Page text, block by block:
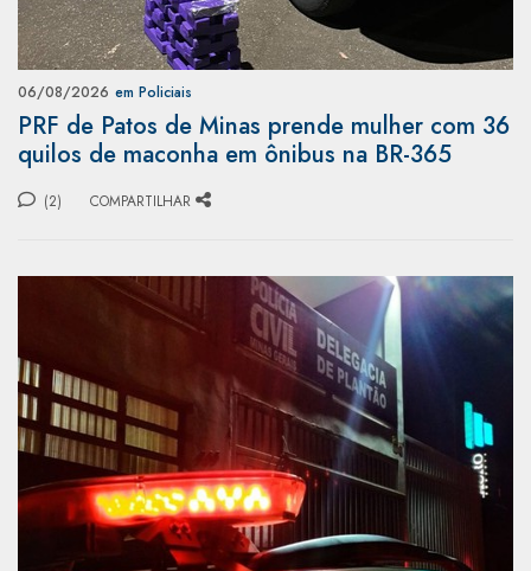
06/08/2026 em Policiais
PRF de Patos de Minas prende mulher com 36
quilos de maconha em ônibus na BR-365
(2) COMPARTILHAR